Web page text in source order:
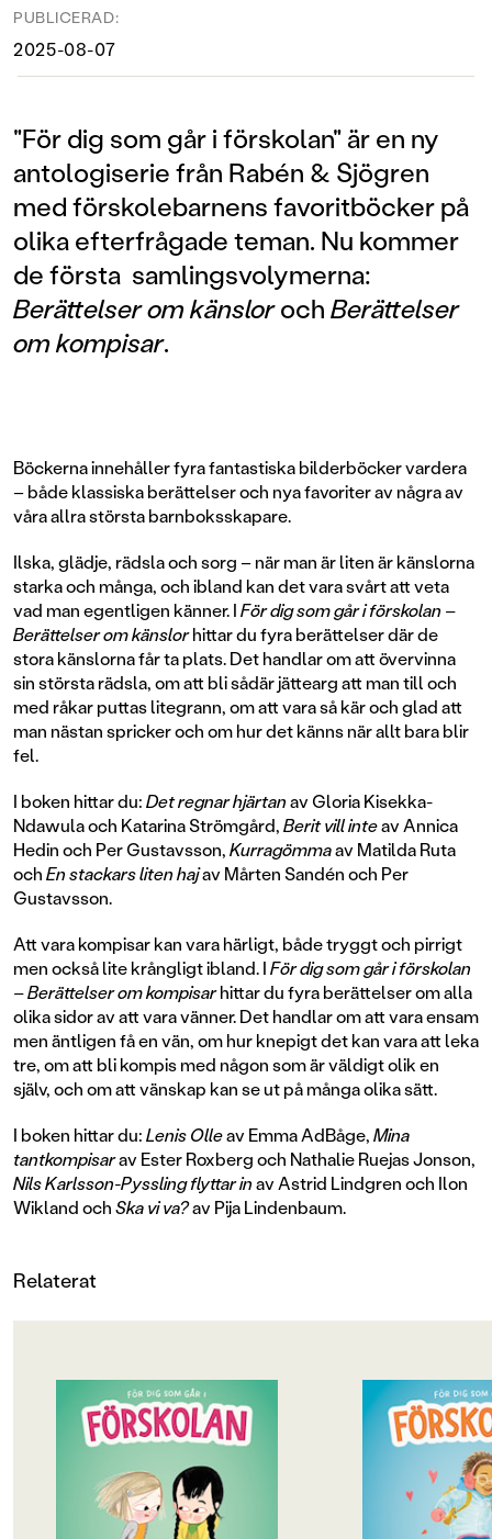
PUBLICERAD:
2025-08-07
"För dig som går i förskolan" är en ny
antologiserie från Rabén & Sjögren
med förskolebarnens favoritböcker på
olika efterfrågade teman. Nu kommer
de första samlingsvolymerna:
Berättelser om känslorochBerättelser
om kompisar.
Böckerna innehåller fyra fantastiska bilderböcker vardera
– både klassiska berättelser och nya favoriter av några av
våra allra största barnboksskapare.
Ilska, glädje, rädsla och sorg – när man är liten är känslorna
starka och många, och ibland kan det vara svårt att veta
vad man egentligen känner. IFör dig som går i förskolan –
Berättelser om känslorhittar du fyra berättelser där de
stora känslorna får ta plats. Det handlar om att övervinna
sin största rädsla, om att bli sådär jättearg att man till och
med råkar puttas litegrann, om att vara så kär och glad att
man nästan spricker och om hur det känns när allt bara blir
fel.
I boken hittar du:Det regnar hjärtanav Gloria Kisekka-
Ndawula och Katarina Strömgård,Berit vill inteav Annica
Hedin och Per Gustavsson,Kurragömmaav Matilda Ruta
ochEn stackars liten hajav Mårten Sandén och Per
Gustavsson.
Att vara kompisar kan vara härligt, både tryggt och pirrigt
men också lite krångligt ibland. IFör dig som går i förskolan
– Berättelser om kompisarhittar du fyra berättelser om alla
olika sidor av att vara vänner. Det handlar om att vara ensam
men äntligen få en vän, om hur knepigt det kan vara att leka
tre, om att bli kompis med någon som är väldigt olik en
själv, och om att vänskap kan se ut på många olika sätt.
I boken hittar du:Lenis Olleav Emma AdBåge,Mina
tantkompisarav Ester Roxberg och Nathalie Ruejas Jonson,
Nils Karlsson-Pyssling flyttar inav Astrid Lindgren och Ilon
Wikland ochSka vi va?av Pija Lindenbaum.
Relaterat
OM BOKEN
"Fyra pärlor, med hög
igenkänningsfaktor, som lyfter
vänskapens många sidor på ett
varsamt och väldigt fint sätt. Betyg:
5 av 5 (Briljant)" - BTJ
OM BOKEN
Fyra fantastiska
maffig
KÄNSLOR! Rolig
läsning för alla